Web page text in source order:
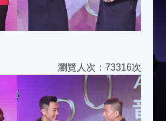
Video
瀏覽人次：73316次